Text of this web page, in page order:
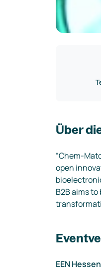
Über
“Chem-
open
B2B aims
EEN